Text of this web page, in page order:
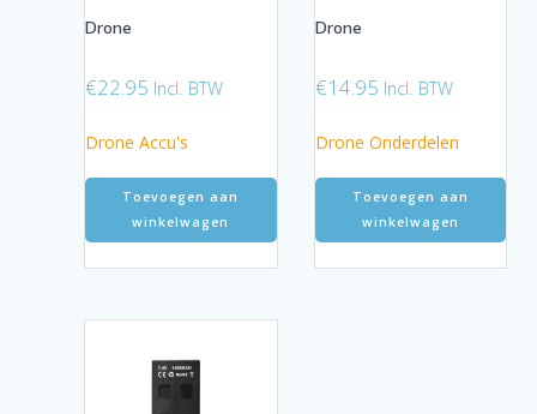
Drone
€22.95 Incl. BTW
Drone Accu's
Toevoegen aan
winkelwagen
Drone
€14.95 Incl. BTW
Drone Onderdelen
Toevoegen aan
winkelwagen